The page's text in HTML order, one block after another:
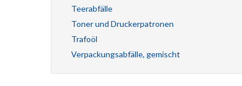
Teerabfälle
Toner und Druckerpatronen
Trafoöl
Verpackungsabfälle, gemischt